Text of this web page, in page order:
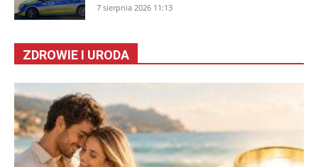
7 sierpnia 2026 11:13
ZDROWIE I URODA